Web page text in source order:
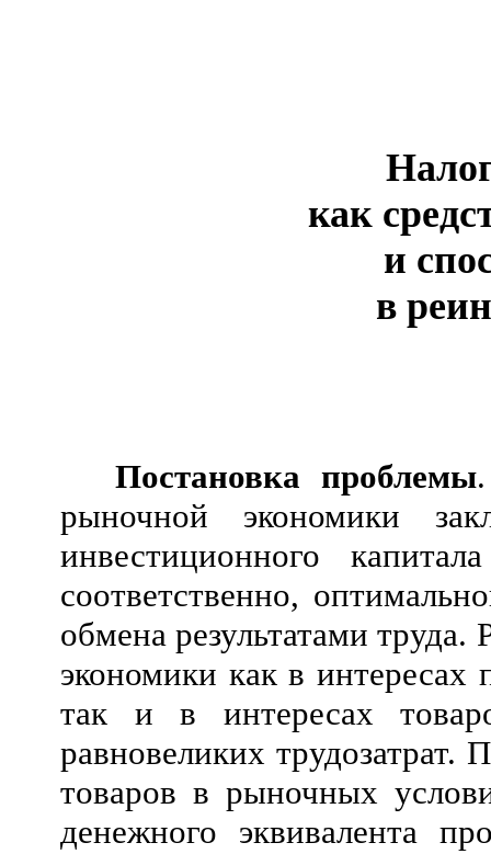
как
и
в
Постановка проблемы
рыночной экономики
инвестиционного
соответственно,
обмена результатами
экономики как в интересах
так и в интересах
равновеликих трудозатрат.
товаров в рыночных
денежного эквивалента